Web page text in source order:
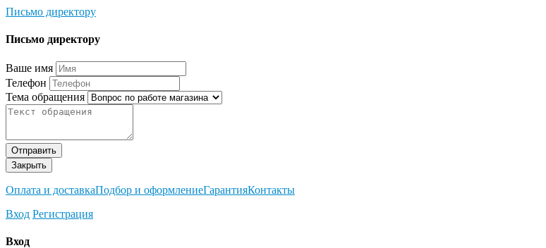
Письмо директору
Письмо директору
Ваше имя
Телефон
Тема обращения
Отправить
Закрыть
Оплата и доставкаПодбор и оформлениеГарантияКонтакты
Вход Регистрация
Вход